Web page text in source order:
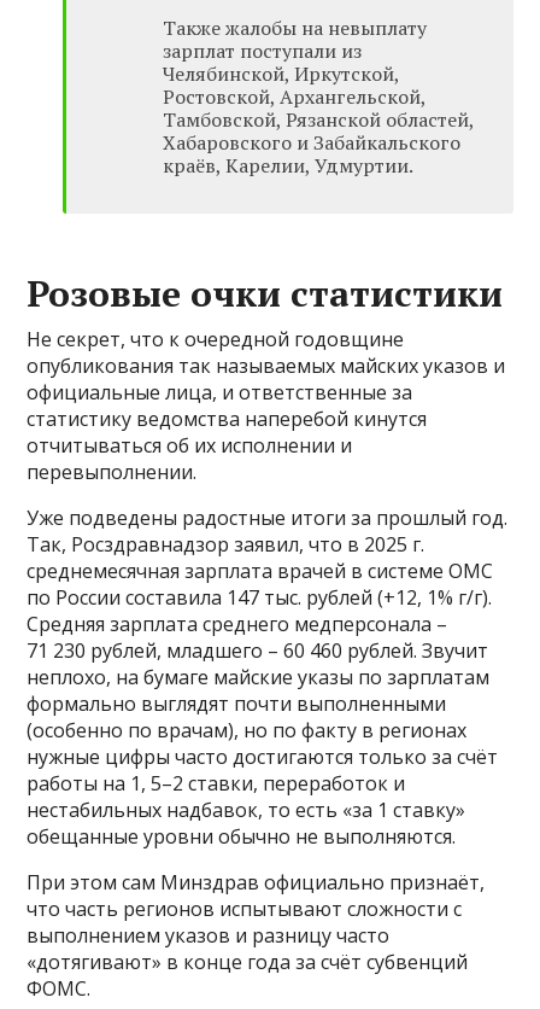
Также жалобы на невыплату
зарплат поступали из
Челябинской, Иркутской,
Ростовской, Архангельской,
Тамбовской, Рязанской областей,
Хабаровского и Забайкальского
краёв, Карелии, Удмуртии.
Розовые очки статистики
Не секрет, что к очередной годовщине
опубликования так называемых майских указов и
официальные лица, и ответственные за
статистику ведомства наперебой кинутся
отчитываться об их исполнении и
перевыполнении.
Уже подведены радостные итоги за прошлый год.
Так, Росздравнадзор заявил, что в 2025 г.
среднемесячная зарплата врачей в системе ОМС
по России составила 147 тыс. рублей (+12, 1% г/г).
Средняя зарплата среднего медперсонала –
71 230 рублей, младшего – 60 460 рублей. Звучит
неплохо, на бумаге майские указы по зарплатам
формально выглядят почти выполненными
(особенно по врачам), но по факту в регионах
нужные цифры часто достигаются только за счёт
работы на 1, 5–2 ставки, переработок и
нестабильных надбавок, то есть «за 1 ставку»
обещанные уровни обычно не выполняются.
При этом сам Минздрав официально признаёт,
что часть регионов испытывают сложности с
выполнением указов и разницу часто
«дотягивают» в конце года за счёт субвенций
ФОМС.